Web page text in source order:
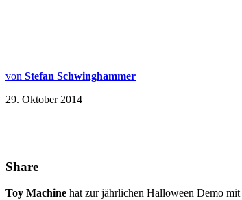
von Stefan Schwinghammer
29. Oktober 2014
Share
Toy Machine hat zur jährlichen Halloween Demo mit